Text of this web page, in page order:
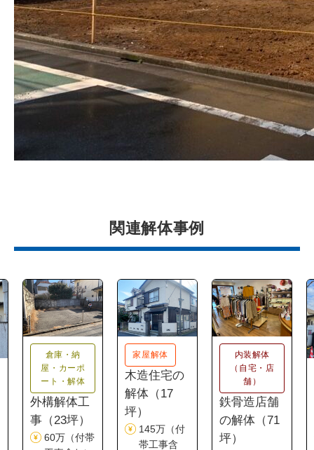
関連解体事例
倉庫・納
屋・カーポ
ート・解体
外構解体工
事（23坪）
60万（付帯
家屋解体
木造住宅の
解体（17
坪）
145万（付
帯工事含
内装解体
（自宅・店
舗）
鉄骨造店舗
の解体（71
坪）